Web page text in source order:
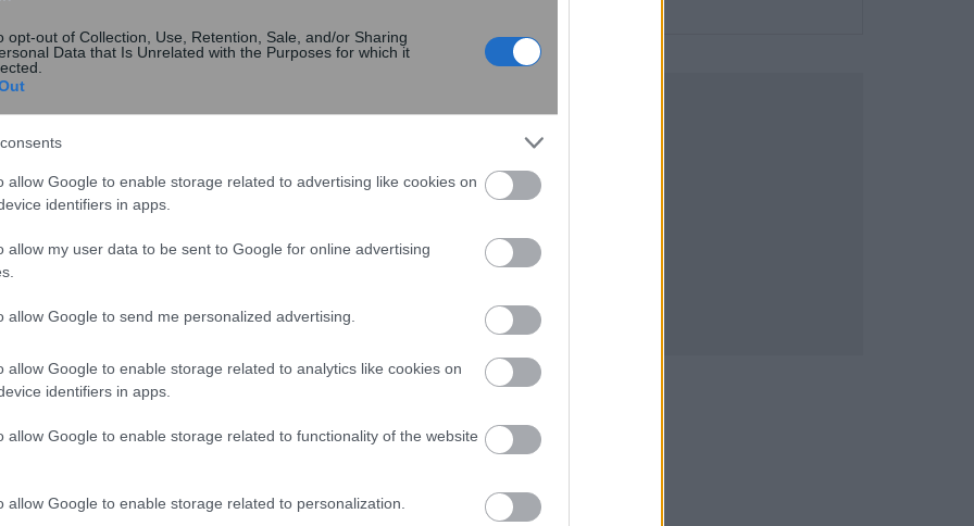
opt-out of Collection, Use, Retention, Sale, and/or Sharing
Data that Is Unrelated with the Purposes for which it
allow Google to enable storage related to advertising like cookies on
identifiers in apps.
allow my user data to be sent to Google for online advertising
allow Google to send me personalized advertising.
allow Google to enable storage related to analytics like cookies on
identifiers in apps.
allow Google to enable storage related to functionality of the website
allow Google to enable storage related to personalization.